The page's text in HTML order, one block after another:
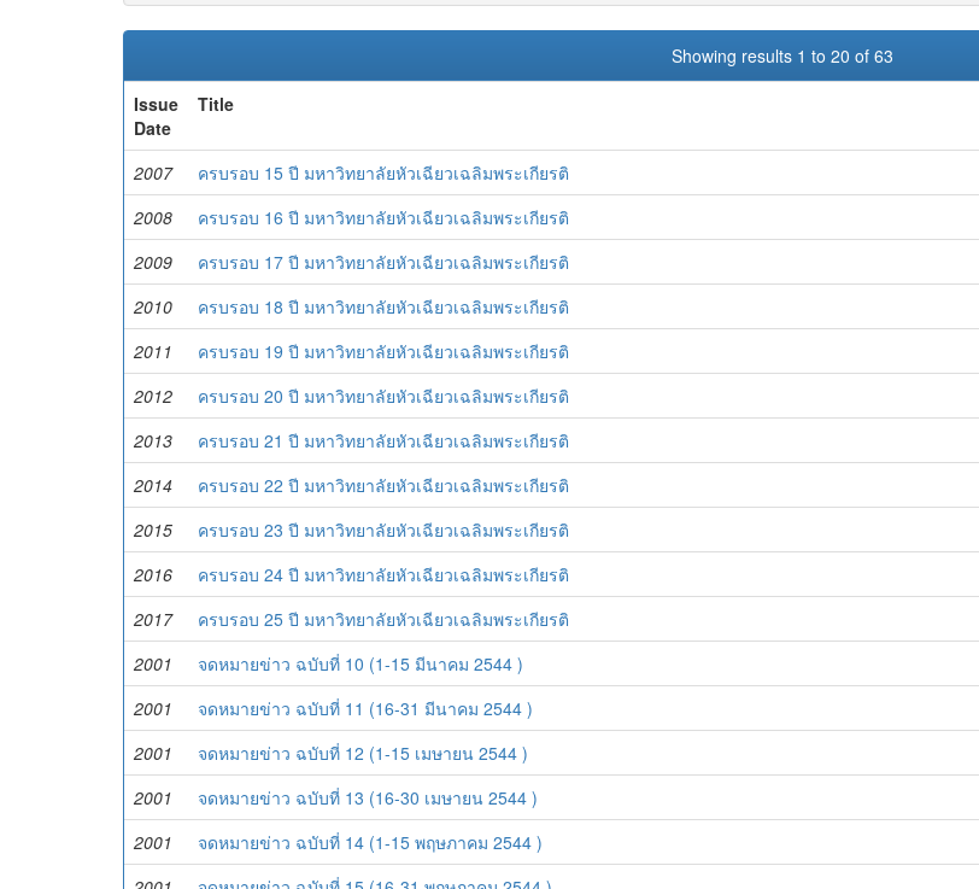
Showing results 1 to 20 of 63
Issue
Date
Title
2007 ครบรอบ 15 ปี มหาวิทยาลัยหัวเฉียวเฉลิมพระเกียรติ
2008
ครบรอบ 16 ปี มหาวิทยาลัยหัวเฉียวเฉลิมพระเกียรติ
2009
ครบรอบ 17 ปี มหาวิทยาลัยหัวเฉียวเฉลิมพระเกียรติ
2010
ครบรอบ 18 ปี มหาวิทยาลัยหัวเฉียวเฉลิมพระเกียรติ
2011
ครบรอบ 19 ปี มหาวิทยาลัยหัวเฉียวเฉลิมพระเกียรติ
2012
ครบรอบ 20 ปี มหาวิทยาลัยหัวเฉียวเฉลิมพระเกียรติ
2013
ครบรอบ 21 ปี มหาวิทยาลัยหัวเฉียวเฉลิมพระเกียรติ
2014
ครบรอบ 22 ปี มหาวิทยาลัยหัวเฉียวเฉลิมพระเกียรติ
2015
ครบรอบ 23 ปี มหาวิทยาลัยหัวเฉียวเฉลิมพระเกียรติ
2016
ครบรอบ 24 ปี มหาวิทยาลัยหัวเฉียวเฉลิมพระเกียรติ
2017
ครบรอบ 25 ปี มหาวิทยาลัยหัวเฉียวเฉลิมพระเกียรติ
2001
จดหมายข่าว ฉบับที่ 10 (1-15 มีนาคม 2544 )
2001
จดหมายข่าว ฉบับที่ 11 (16-31 มีนาคม 2544 )
2001
จดหมายข่าว ฉบับที่ 12 (1-15 เมษายน 2544 )
2001
จดหมายข่าว ฉบับที่ 13 (16-30 เมษายน 2544 )
2001
จดหมายข่าว ฉบับที่ 14 (1-15 พฤษภาคม 2544 )